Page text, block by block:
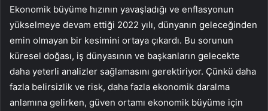
Ekonomik büyüme hızının yavaşladığı ve enflasyonun
yükselmeye devam ettiği 2022 yılı, dünyanın geleceğinden
emin olmayan bir kesimini ortaya çıkardı. Bu sorunun
küresel doğası, iş dünyasının ve başkanların gelecekte
daha yeterli analizler sağlamasını gerektiriyor. Çünkü daha
fazla belirsizlik ve risk, daha fazla ekonomik daralma
anlamına gelirken, güven ortamı ekonomik büyüme için